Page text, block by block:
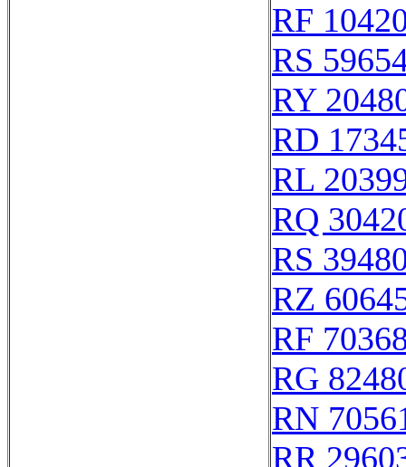
RF
RS
RY
RD
RL
RQ
RS
RZ
RF
RG
RN
RR